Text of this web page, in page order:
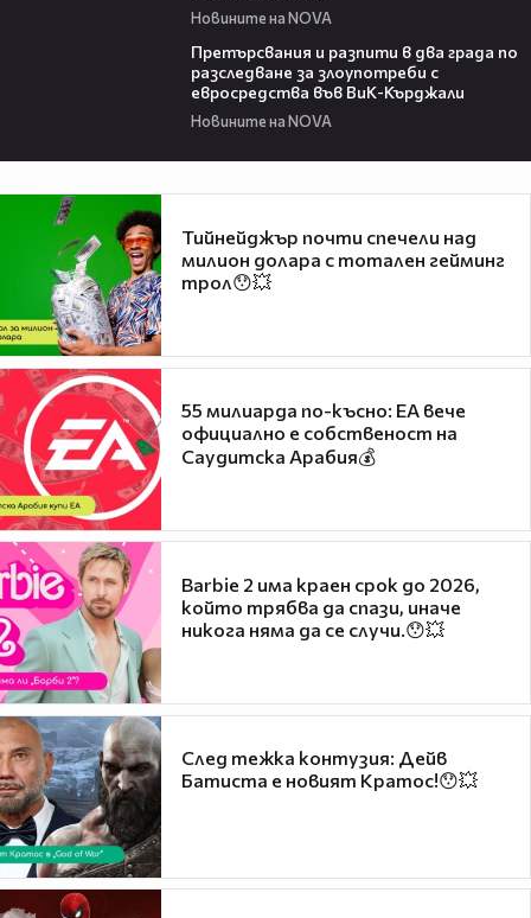
Новините на NOVA
Претърсвания и разпити в два града по
разследване за злоупотреби с
евросредства във ВиК-Кърджали
Новините на NOVA
Тийнейджър почти спечели над
милион долара с тотален гейминг
трол😯💥
55 милиарда по-късно: EA вече
официално е собственост на
Саудитска Арабия💰
Barbie 2 има краен срок до 2026,
който трябва да спази, иначе
никога няма да се случи.😯💥
След тежка контузия: Дейв
Батиста е новият Кратос!😯💥